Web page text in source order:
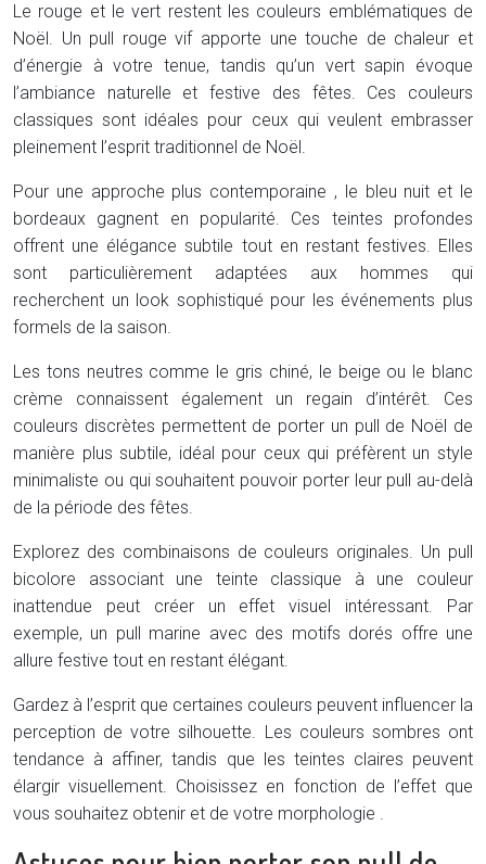
Le rouge et le vert restent les couleurs emblématiques de
Noël. Un pull rouge vif apporte une touche de chaleur et
d’énergie à votre tenue, tandis qu’un vert sapin évoque
l’ambiance naturelle et festive des fêtes. Ces couleurs
classiques sont idéales pour ceux qui veulent embrasser
pleinement l’esprit traditionnel de Noël.
Pour une approche plus contemporaine , le bleu nuit et le
bordeaux gagnent en popularité. Ces teintes profondes
offrent une élégance subtile tout en restant festives. Elles
sont particulièrement adaptées aux hommes qui
recherchent un look sophistiqué pour les événements plus
formels de la saison.
Les tons neutres comme le gris chiné, le beige ou le blanc
crème connaissent également un regain d’intérêt. Ces
couleurs discrètes permettent de porter un pull de Noël de
manière plus subtile, idéal pour ceux qui préfèrent un style
minimaliste ou qui souhaitent pouvoir porter leur pull au-delà
de la période des fêtes.
Explorez des combinaisons de couleurs originales. Un pull
bicolore associant une teinte classique à une couleur
inattendue peut créer un effet visuel intéressant. Par
exemple, un pull marine avec des motifs dorés offre une
allure festive tout en restant élégant.
Gardez à l’esprit que certaines couleurs peuvent influencer la
perception de votre silhouette. Les couleurs sombres ont
tendance à affiner, tandis que les teintes claires peuvent
élargir visuellement. Choisissez en fonction de l’effet que
vous souhaitez obtenir et de votre morphologie .